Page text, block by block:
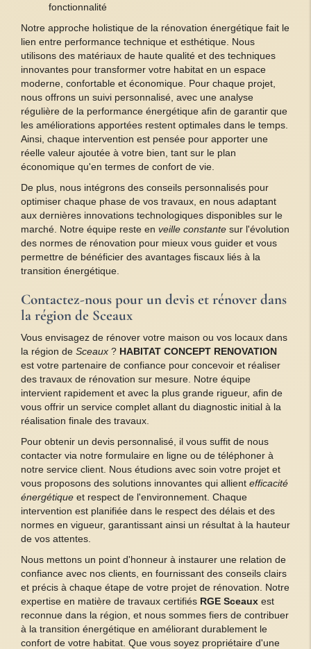
fonctionnalité
Notre approche holistique de la rénovation énergétique fait le
lien entre performance technique et esthétique. Nous
utilisons des matériaux de haute qualité et des techniques
innovantes pour transformer votre habitat en un espace
moderne, confortable et économique. Pour chaque projet,
nous offrons un suivi personnalisé, avec une analyse
régulière de la performance énergétique afin de garantir que
les améliorations apportées restent optimales dans le temps.
Ainsi, chaque intervention est pensée pour apporter une
réelle valeur ajoutée à votre bien, tant sur le plan
économique qu'en termes de confort de vie.
De plus, nous intégrons des conseils personnalisés pour
optimiser chaque phase de vos travaux, en nous adaptant
aux dernières innovations technologiques disponibles sur le
marché. Notre équipe reste en veille constante sur l'évolution
des normes de rénovation pour mieux vous guider et vous
permettre de bénéficier des avantages fiscaux liés à la
transition énergétique.
Contactez-nous pour un devis et rénover dans
la région de Sceaux
Vous envisagez de rénover votre maison ou vos locaux dans
la région de Sceaux ? HABITAT CONCEPT RENOVATION
est votre partenaire de confiance pour concevoir et réaliser
des travaux de rénovation sur mesure. Notre équipe
intervient rapidement et avec la plus grande rigueur, afin de
vous offrir un service complet allant du diagnostic initial à la
réalisation finale des travaux.
Pour obtenir un devis personnalisé, il vous suffit de nous
contacter via notre formulaire en ligne ou de téléphoner à
notre service client. Nous étudions avec soin votre projet et
vous proposons des solutions innovantes qui allient efficacité
énergétique et respect de l'environnement. Chaque
intervention est planifiée dans le respect des délais et des
normes en vigueur, garantissant ainsi un résultat à la hauteur
de vos attentes.
Nous mettons un point d'honneur à instaurer une relation de
confiance avec nos clients, en fournissant des conseils clairs
et précis à chaque étape de votre projet de rénovation. Notre
expertise en matière de travaux certifiés RGE Sceaux est
reconnue dans la région, et nous sommes fiers de contribuer
à la transition énergétique en améliorant durablement le
confort de votre habitat. Que vous soyez propriétaire d'une